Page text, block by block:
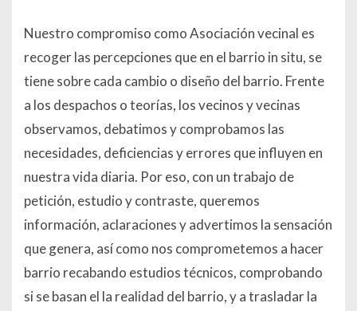
Nuestro compromiso como Asociación vecinal es
recoger las percepciones que en el barrio in situ, se
tiene sobre cada cambio o diseño del barrio. Frente
a los despachos o teorías, los vecinos y vecinas
observamos, debatimos y comprobamos las
necesidades, deficiencias y errores que influyen en
nuestra vida diaria. Por eso, con un trabajo de
petición, estudio y contraste, queremos
información, aclaraciones y advertimos la sensación
que genera, así como nos comprometemos a hacer
barrio recabando estudios técnicos, comprobando
si se basan el la realidad del barrio, y a trasladar la